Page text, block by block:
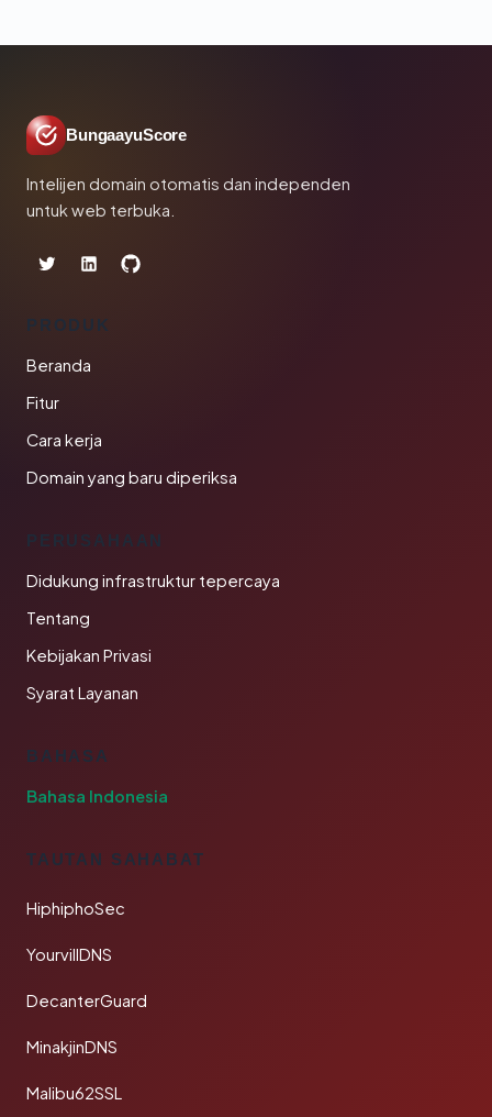
BungaayuScore
Intelijen domain otomatis dan independen
untuk web terbuka.
PRODUK
Beranda
Fitur
Cara kerja
Domain yang baru diperiksa
PERUSAHAAN
Didukung infrastruktur tepercaya
Tentang
Kebijakan Privasi
Syarat Layanan
BAHASA
Bahasa Indonesia
TAUTAN SAHABAT
HiphiphoSec
YourvillDNS
DecanterGuard
MinakjinDNS
Malibu62SSL